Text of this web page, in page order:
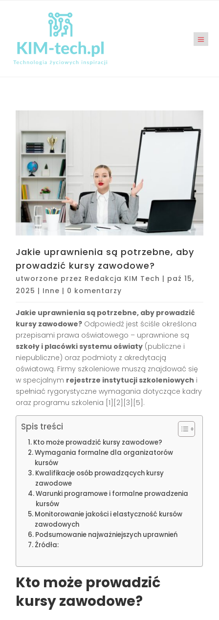
Jakie uprawnienia są potrzebne, aby
prowadzić kursy zawodowe?
utworzone przez Redakcja KIM Tech | paź 15,
2025 | Inne | 0 komentarzy
Jakie uprawnienia są potrzebne, aby prowadzić
kursy zawodowe? Odpowiedź jest ściśle określona
przepisami prawa oświatowego – uprawnione są
szkoły i placówki systemu oświaty (publiczne i
niepubliczne) oraz podmioty z akredytacją
oświatową. Firmy szkoleniowe muszą znajdować się
w specjalnym rejestrze instytucji szkoleniowych i
spełniać rygorystyczne wymagania dotyczące kadry
oraz programu szkolenia [1][2][3][5] .
Spis treści
Kto może prowadzić kursy zawodowe?
Wymagania formalne dla organizatorów
kursów
Kwalifikacje osób prowadzących kursy
zawodowe
Warunki programowe i formalne prowadzenia
kursów
Monitorowanie jakości i elastyczność kursów
zawodowych
Podsumowanie najważniejszych uprawnień
Źródła:
Kto może prowadzić
kursy zawodowe?